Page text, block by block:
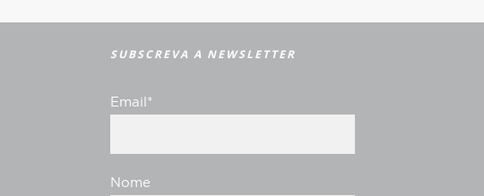
SUBSCREVA A NEWSLETTER
Email*
Nome